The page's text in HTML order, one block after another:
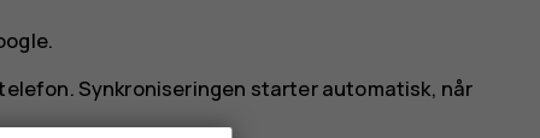
.
Synkroniseringen starter automatisk, når